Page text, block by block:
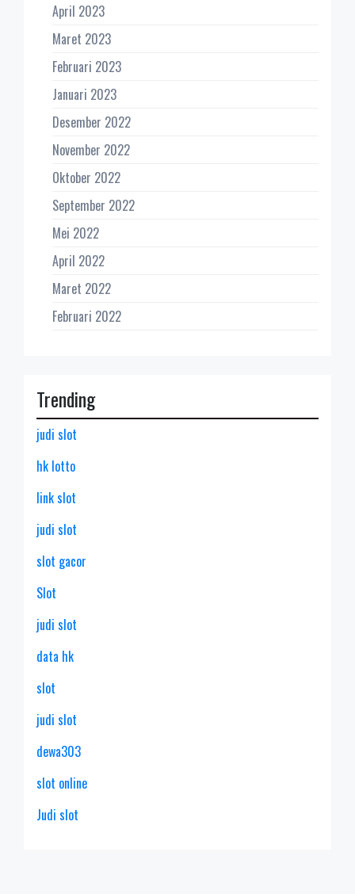
April 2023
Maret 2023
Februari 2023
Januari 2023
Desember 2022
November 2022
Oktober 2022
September 2022
Mei 2022
April 2022
Maret 2022
Februari 2022
Trending
judi slot
hk lotto
link slot
judi slot
slot gacor
Slot
judi slot
data hk
slot
judi slot
dewa303
slot online
Judi slot